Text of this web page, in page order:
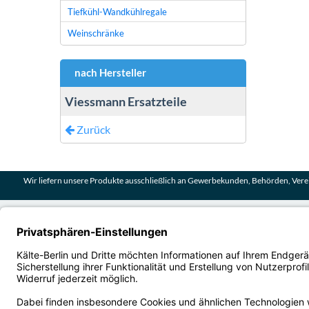
Tiefkühl-Wandkühlregale
Weinschränke
nach Hersteller
Viessmann Ersatzteile
Zurück
Wir liefern unsere Produkte ausschließlich an Gewerbekunden, Behörden,
Impressum
Kontakt
Liefer- und Versandkosten
Privatsphäre und Datenschutz